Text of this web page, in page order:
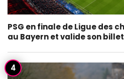
PSG en finale de Ligue des
au Bayern et valide son billet